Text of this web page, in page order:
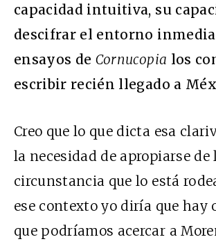
capacidad intuitiva, su
descifrar el entorno
ensayos de Cornucopia los
escribir recién llegado a
Creo que lo que dicta esa
la necesidad de apropiarse de
circunstancia que lo está
ese contexto yo diría que hay
que podríamos acercar a